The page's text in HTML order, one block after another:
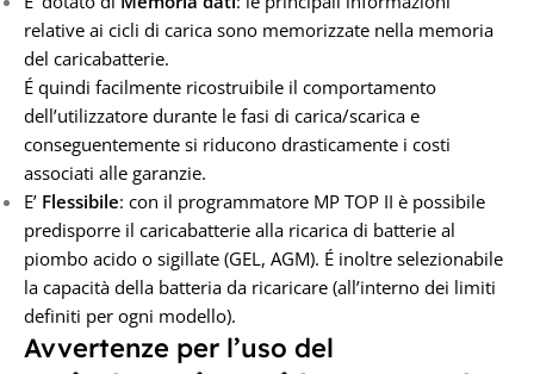
relative ai cicli di carica sono memorizzate nella memoria
del caricabatterie.
É quindi facilmente ricostruibile il comportamento
dell’utilizzatore durante le fasi di carica/scarica e
conseguentemente si riducono drasticamente i costi
associati alle garanzie.
E’ Flessibile: con il programmatore MP TOP II è possibile
predisporre il caricabatterie alla ricarica di batterie al
piombo acido o sigillate (GEL, AGM). É inoltre selezionabile
la capacità della batteria da ricaricare (all’interno dei limiti
definiti per ogni modello).
Avvertenze per l’uso del